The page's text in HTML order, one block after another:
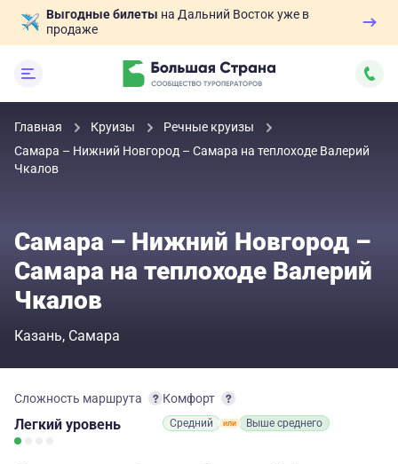
Выгодные билеты на Дальний Восток уже в
продаже
Главная Круизы
Речные круизы
Самара – Нижний Новгород – Самара на теплоходе Валерий
Чкалов
Самара – Нижний Новгород –
Самара на теплоходе Валерий
Чкалов
Казань Самара
Сложность маршрута
Легкий уровень
Комфорт
Средний Выше среднего